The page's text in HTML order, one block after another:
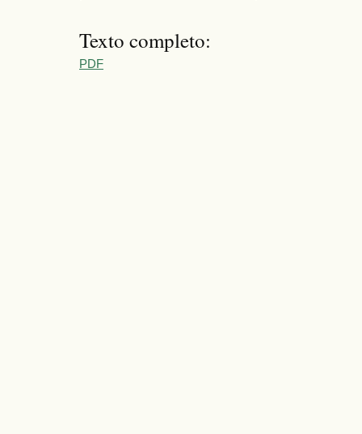
Texto completo:
PDF